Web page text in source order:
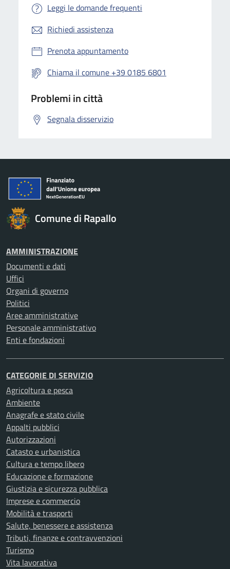
Leggi le domande frequenti
Richiedi assistenza
Prenota appuntamento
Chiama il comune +39 0185 6801
Problemi in città
Segnala disservizio
Comune di Rapallo
AMMINISTRAZIONE
Documenti e dati
Uffici
Organi di governo
Politici
Aree amministrative
Personale amministrativo
Enti e fondazioni
CATEGORIE DI SERVIZIO
Agricoltura e pesca
Ambiente
Anagrafe e stato civile
Appalti pubblici
Autorizzazioni
Catasto e urbanistica
Cultura e tempo libero
Educazione e formazione
Giustizia e sicurezza pubblica
Imprese e commercio
Mobilità e trasporti
Salute, benessere e assistenza
Tributi, finanze e contravvenzioni
Turismo
Vita lavorativa